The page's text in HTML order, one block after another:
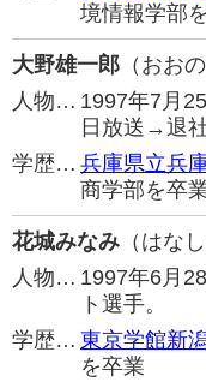
境情報学部
大野雄一郎 （おお
人物… 1997年7月
日放送→退社
学歴… 兵庫県立兵
商学部を卒
花城みなみ （はな
人物… 1997年6月
ト選手。
学歴… 東京学館新
を卒業